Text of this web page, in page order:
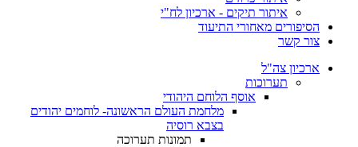
איתור תיקים - ארכיון לח"י
הסיפורים מאחורי התיעוד
צור קשר
ארכיון צה"ל
תערוכות
אוסף הלוחם היהודי
מלחמת העולם הראשונה- לוחמים יהודים
בצבא רוסיה
תמונות תערוכה